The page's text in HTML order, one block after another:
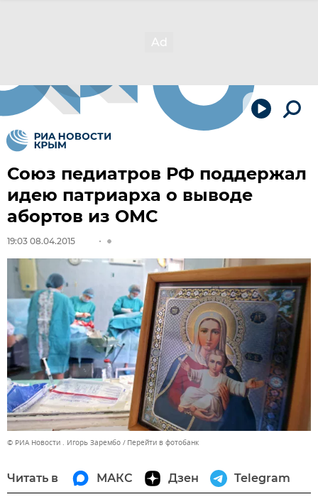
Союз педиатров РФ поддержал
идею патриарха о выводе
абортов из ОМС
19:03 08.04.2015
© РИА Новости . Игорь Зарембо Перейти в фотобанк
Читать в МАКС Дзен Telegram